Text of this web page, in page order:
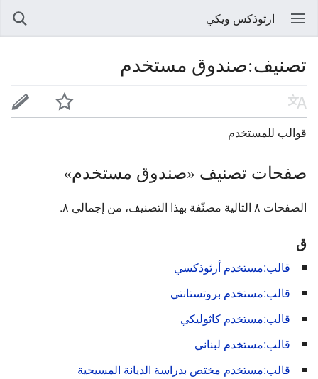
ارثوذكس ويكي
تصنيف:صندوق مستخدم
قوالب للمستخدم
صفحات تصنيف «صندوق مستخدم»
الصفحات ٨ التالية مصنّفة بهذا التصنيف، من إجمالي ٨.
ق
قالب:مستخدم أرثوذكسي
قالب:مستخدم بروتستانتي
قالب:مستخدم كاثوليكي
قالب:مستخدم لبناني
قالب:مستخدم مختص بدراسة الديانة المسيحية